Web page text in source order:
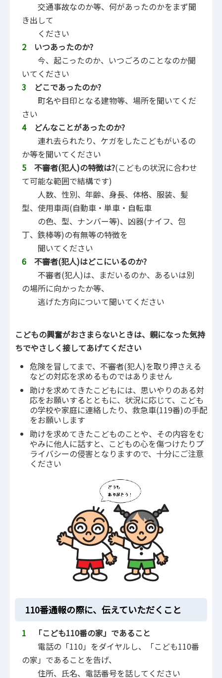
交通事故なのか等、何があったのかをまず聞
き出して
ください
2
いつあったのか?
今、起こったのか、いつごろのことなのか聞
いてください
3
どこであったのか?
町名や目印となる建物等、場所を聞いてくだ
さい
4
どんなことがあったのか?
連れ去られたり、ケガをしたこどもがいるの
か等を聞いてください
5
不審者(犯人)の特徴は?(こどもの状況に合わせ
て可能な範囲で結構です)
人数、性別、年齢、身長、体格、服装、髪
型、使用車両(自動車・単車・自転車
の色、型、ナンバー等)、凶器(ナイフ、包
丁、鉄棒等)の有無等の特徴を
聞いてください
6
不審者(犯人)はどこにいるのか?
不審者(犯人)は、まだいるのか、あるいは別
の場所に向かったか等、
逃げた方向について聞いてください
こどもの興奮がおさまらないときは、親になった気持
ちでやさしく接してあげてください
危険を冒してまで、不審者(犯人)を取り押さえる
などの対応を求めるものではありません
助けを求めてきたこどもには、思いやりのある対
応をお願いするとともに、状況に応じて、こども
の学校や家庭に連絡したり、救急車(119番)の手配
をお願いします
助けを求めてきたこどものことや、その内容をむ
やみに他人に話すと、こどもの心を傷つけたりプ
ライバシーの侵害となりますので、十分にご注意
ください
110番通報の際に、伝えていただくこと
1
「こども110番の家」であること
電話の「110」をダイヤルし、「こども110番
の家」であることを告げ、
住所、氏名、電話番号を話してください